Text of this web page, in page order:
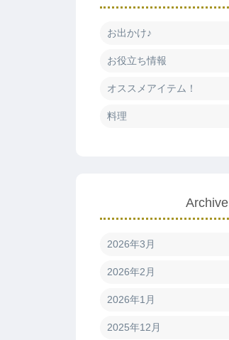
お出かけ♪
お役立ち情報
オススメアイテム！
料理
Archive
2026年3月
2026年2月
2026年1月
2025年12月